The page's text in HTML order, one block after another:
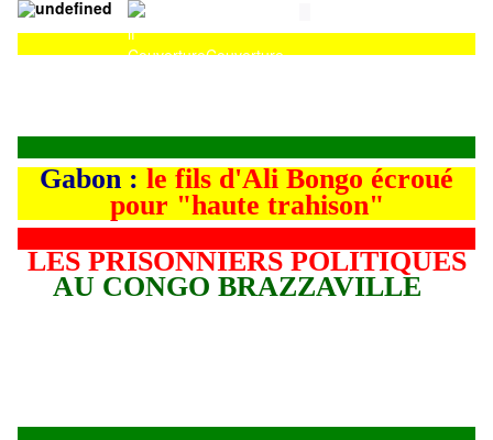
CouvertureCouverture
Gabon : le fils d'Ali Bongo écroué
pour "haute trahison"
LES PRISONNIERS POLITIQUES
AU CONGO BRAZZAVILLE